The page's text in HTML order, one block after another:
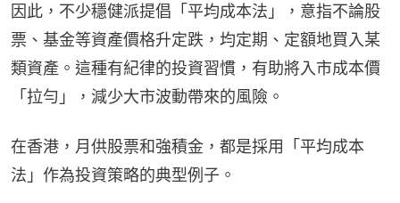
因此，不少穩健派提倡「平均成本法」，意指不論股
票、基金等資產價格升定跌，均定期、定額地買入某
類資產。這種有紀律的投資習慣，有助將入市成本價
「拉勻」，減少大市波動帶來的風險。
在香港，月供股票和強積金，都是採用「平均成本
法」作為投資策略的典型例子。